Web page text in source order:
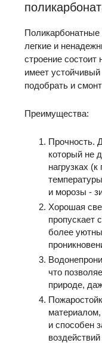
Поликарбонатные
легкие и
строение состоит
имеет устойчивый
подобрать и
Преимущества:
Прочность.
который не
нагрузках
и морозы -
Хорошая
пропускает
более
что
природе,
и способен
воздействий